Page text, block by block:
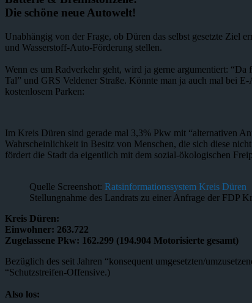
Die schöne neue Autowelt!
Unabhängig von der Frage, ob Düren das selbst gesetzte Ziel
und Wasserstoff-Auto-Förderung stellen.
Wenn es um Radverkehr geht, wird ja gerne argumentiert:
Tal” und GRS Veldener Straße. Könnte man ja auch mal bei
kostenlosem Parken:
Im Kreis Düren sind gerade mal 3,3% Pkw mit “alternativen
Wahrscheinlichkeit in Besitz von Menschen, die sich diese
fördert die Stadt da eigentlich mit dem sozial-ökologischen
Quelle Screenshot: Ratsinformationssystem Kreis Düren
Stellungnahme des Landrats zu einer Anfrage der FDP
Kreis Düren:
Einwohner: 263.722
Zugelassene Pkw: 162.299 (194.904 Motorisierte gesamt)
Bezüglich des seit Jahren “konsequent umgesetzten/
“Schutzstreifen-Offensive.)
Also los: